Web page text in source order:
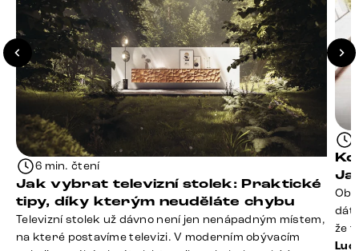
6 min. čtení
Jak vybrat televizní stolek: Praktické
tipy, díky kterým neuděláte chybu
Televizní stolek už dávno není jen nenápadným místem,
na které postavíme televizi. V moderním obývacím
že